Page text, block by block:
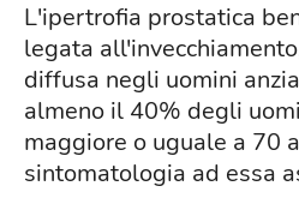
L'ipertrofia prostatica
legata
diffusa negli uomini
almeno il 40% degli
maggiore o uguale a 70
sintomatologia ad essa